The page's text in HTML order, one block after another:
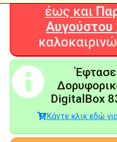
έως και
Αυγούστου
Έφτασε
DigitalBox
Κάντε κλικ εδώ